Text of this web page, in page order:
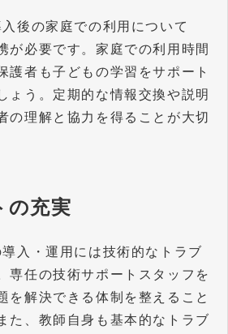
後の家庭での利用について
が必要です。家庭での利用時間
護者も子どもの学習をサポート
ょう。定期的な情報交換や説明
の理解と協力を得ることが大切
の充実
入・運用には技術的なトラブ
専任の技術サポートスタッフを
を解決できる体制を整えること
た、教師自身も基本的なトラブ